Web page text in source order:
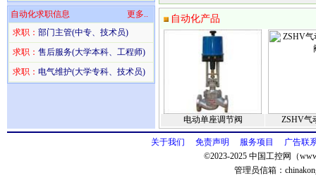
自动化求职信息
更多..
求职： 部门主管(中专、技术员)
求职： 售后服务(大学本科、工程师)
求职： 电气维护(大学专科、技术员)
自动化产品
电动单座调节阀 ZSHV气
关于我们 免责声明 服务项目
广告联
©2023-2025 中国工控网（
管理员信箱：